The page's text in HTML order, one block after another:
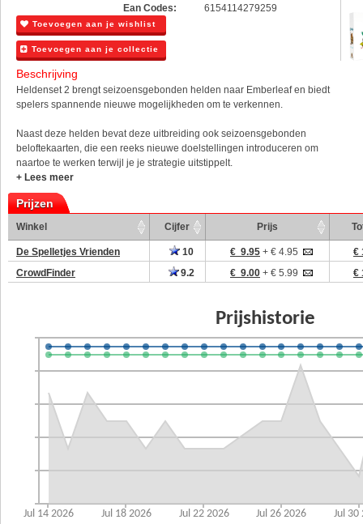
Ean Codes:
6154114279259
Toevoegen aan je wishlist
Toevoegen aan je collectie
Beschrijving
Heldenset 2 brengt seizoensgebonden helden naar Emberleaf en biedt
spelers spannende nieuwe mogelijkheden om te verkennen.
Naast deze helden bevat deze uitbreiding ook seizoensgebonden
beloftekaarten, die een reeks nieuwe doelstellingen introduceren om
naartoe te werken terwijl je je strategie uitstippelt.
+ Lees meer
Prijzen
Winkel Cijfer Prijs
De Spelletjes Vrienden 10 € 9.95 + € 4.95
€
CrowdFinder
9.2 € 9.00 + € 5.99 €